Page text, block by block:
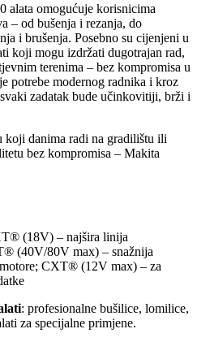
alata omogućuje korisnicima
– od bušenja i rezanja, do
i brušenja. Posebno su cijenjeni u
koji mogu izdržati dugotrajan rad,
terenima – bez kompromisa u
potrebe modernog radnika i kroz
zadatak bude učinkovitiji, brži i
koji danima radi na gradilištu ili
bez kompromisa – Makita
(18V) – najšira linija
(40V/80V max) – snažnija
CXT® (12V max) – za
: profesionalne bušilice, lomilice,
za specijalne primjene.